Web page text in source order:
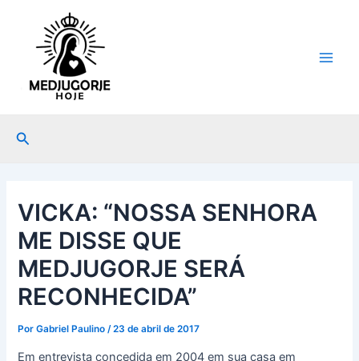
conteúdo
Pesquisar
VICKA: “NOSSA SENHORA
ME DISSE QUE
MEDJUGORJE SERÁ
RECONHECIDA”
PorGabriel Paulino/23 de abril de 2017
Em entrevista concedida em 2004 em sua casa em
navigation